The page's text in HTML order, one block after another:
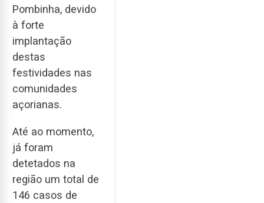
Pombinha, devido
à forte
implantação
destas
festividades nas
comunidades
açorianas.
Até ao momento,
já foram
detetados na
região um total de
146 casos de